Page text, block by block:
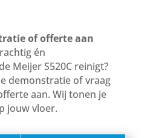
of offerte aan
én
Meijer S520C reinigt?
demonstratie of vraag
aan. Wij tonen je
jouw vloer.